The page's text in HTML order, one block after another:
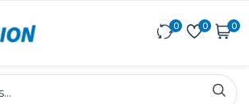
0 0 0